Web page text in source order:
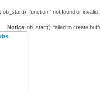
: ob_start(): function '' not found or
Notice: ob_start(): failed to create